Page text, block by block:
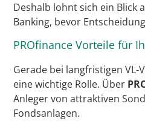
Deshalb lohnt sich ein Blick
Banking, bevor
PROfinance Vorteile für
Gerade bei langfristigen VL-
eine wichtige Rolle. Über
Anleger von attraktiven
Fondsanlagen.